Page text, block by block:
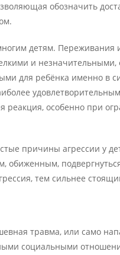
обозначить
детям. Переживания
и незначительными,
для ребёнка именно в
реакция, особенно при
причины агрессии у
обиженным,
тем сильнее
травма, или само
социальными